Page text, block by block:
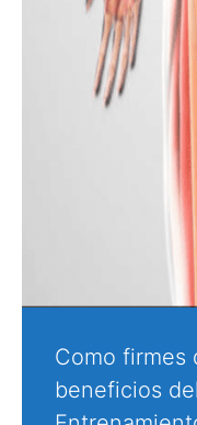
Como firmes
beneficios